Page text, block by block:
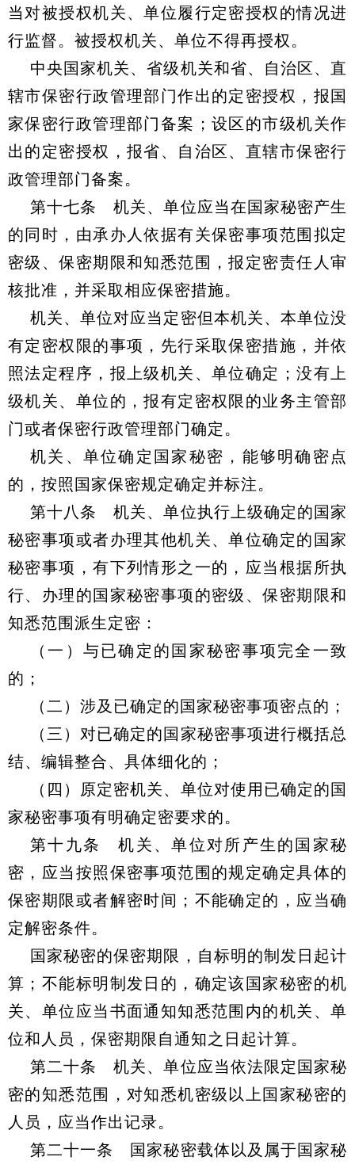
当对被授权机关、单位履行定密授权的情况进
行监督。被授权机关、单位不得再授权。
中央国家机关、省级机关和省、自治区、直
辖市保密行政管理部门作出的定密授权，报国
家保密行政管理部门备案；设区的市级机关作
出的定密授权，报省、自治区、直辖市保密行
政管理部门备案。
第十七条 机关、单位应当在国家秘密产生
的同时，由承办人依据有关保密事项范围拟定
密级、保密期限和知悉范围，报定密责任人审
核批准，并采取相应保密措施。
机关、单位对应当定密但本机关、本单位没
有定密权限的事项，先行采取保密措施，并依
照法定程序，报上级机关、单位确定；没有上
级机关、单位的，报有定密权限的业务主管部
门或者保密行政管理部门确定。
机关、单位确定国家秘密，能够明确密点
的，按照国家保密规定确定并标注。
第十八条 机关、单位执行上级确定的国家
秘密事项或者办理其他机关、单位确定的国家
秘密事项，有下列情形之一的，应当根据所执
行、办理的国家秘密事项的密级、保密期限和
知悉范围派生定密：
（一）与已确定的国家秘密事项完全一致
的；
（二）涉及已确定的国家秘密事项密点的；
（三）对已确定的国家秘密事项进行概括总
结、编辑整合、具体细化的；
（四）原定密机关、单位对使用已确定的国
家秘密事项有明确定密要求的。
第十九条 机关、单位对所产生的国家秘
密，应当按照保密事项范围的规定确定具体的
保密期限或者解密时间；不能确定的，应当确
定解密条件。
国家秘密的保密期限，自标明的制发日起计
算；不能标明制发日的，确定该国家秘密的机
关、单位应当书面通知知悉范围内的机关、单
位和人员，保密期限自通知之日起计算。
第二十条 机关、单位应当依法限定国家秘
密的知悉范围，对知悉机密级以上国家秘密的
人员，应当作出记录。
第二十一条 国家秘密载体以及属于国家秘